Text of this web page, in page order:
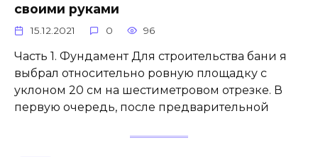
своими руками
15.12.2021 0 96
Часть 1. Фундамент Для строительства бани я
выбрал относительно ровную площадку с
уклоном 20 см на шестиметровом отрезке. В
первую очередь, после предварительной